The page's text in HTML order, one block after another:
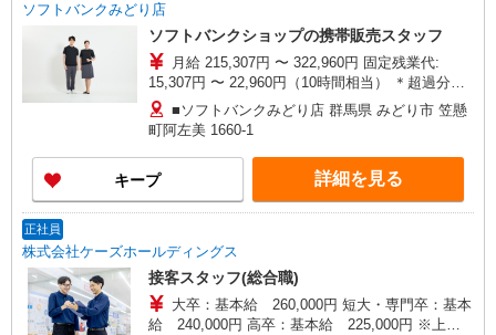
ソフトバンクみどり店
ソフトバンクショップの携帯販売スタッフ
月給 215,307円 〜 322,960円 固定残業代:
15,307円 〜 22,960円（10時間相当） ＊超過分は
追加支給 試用期間あり 3ヶ月 ※経験・能力による
【試用期間】月給 215307 円 〜 322960 円
■ソフトバンクみどり店 群馬県 みどり市 笠懸
町阿左美 1660‐1
キープ 詳細を見る
正社員
株式会社ケーズホールディングス
接客スタッフ(総合職)
大卒：基本給 260,000円 短大・専門卒：基本
給 240,000円 高卒：基本給 225,000円 ※上記